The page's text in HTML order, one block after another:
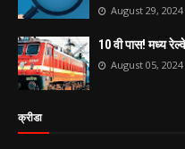
August 29, 2024
10 वी पास! मध्य
August 05, 2024
क्रीडा